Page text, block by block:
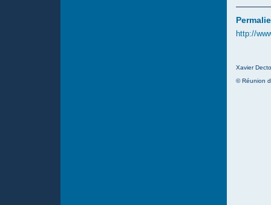
http://
Xavier
© Réunion